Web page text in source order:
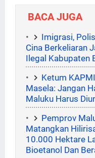
BACA JUGA
Imigrasi,
Cina Berkeliaran
Ilegal Kabupaten
Ketum
Masela: Jangan
Maluku Harus
Pemprov
Matangkan
10.000 Hektare
Bioetanol Dan